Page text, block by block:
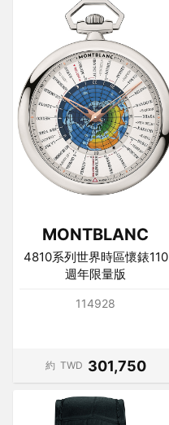
MONTBLANC
4810系列世界時區懷錶110
週年限量版
114928
約 TWD 301,750